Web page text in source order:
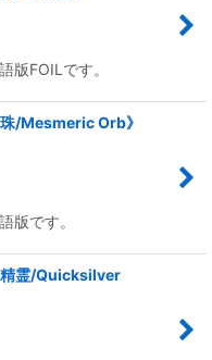
版FOILです。
/Mesmeric Orb》
版です。
霊/Quicksilver